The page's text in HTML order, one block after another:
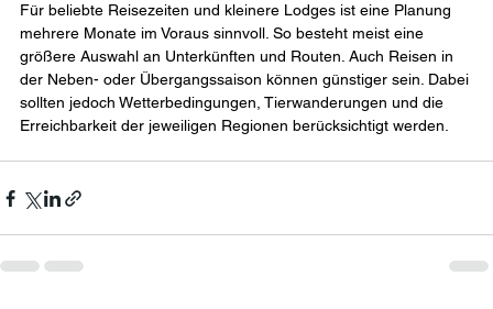
Für beliebte Reisezeiten und kleinere Lodges ist eine Planung
mehrere Monate im Voraus sinnvoll. So besteht meist eine
größere Auswahl an Unterkünften und Routen. Auch Reisen in
der Neben- oder Übergangssaison können günstiger sein. Dabei
sollten jedoch Wetterbedingungen, Tierwanderungen und die
Erreichbarkeit der jeweiligen Regionen berücksichtigt werden.